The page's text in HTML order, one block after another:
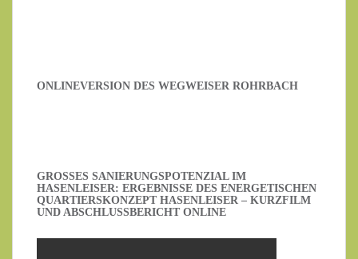
ONLINEVERSION DES WEGWEISER ROHRBACH
GROSSES SANIERUNGSPOTENZIAL IM H
ASENLEISER: ERGEBNISSE DES ENERGETISCHEN Q
UARTIERSKONZEPT HASENLEISER – KURZFILM U
ND ABSCHLUSSBERICHT ONLINE